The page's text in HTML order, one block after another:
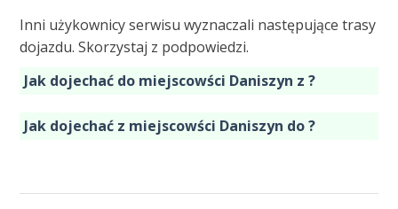
Inni użykownicy serwisu wyznaczali następujące trasy
dojazdu. Skorzystaj z podpowiedzi.
Jak dojechać do miejscowści Daniszyn z ?
Jak dojechać z miejscowści Daniszyn do ?